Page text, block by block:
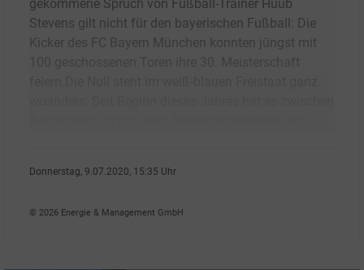
gekommene Spruch von Fußball-Trainer Huub
Stevens gilt nicht für den bayerischen Fußball: Die
Kicker des FC Bayern München konnten jüngst mit
Donnerstag, 9.07.2020, 15:35 Uhr
© 2026 Energie & Management GmbH